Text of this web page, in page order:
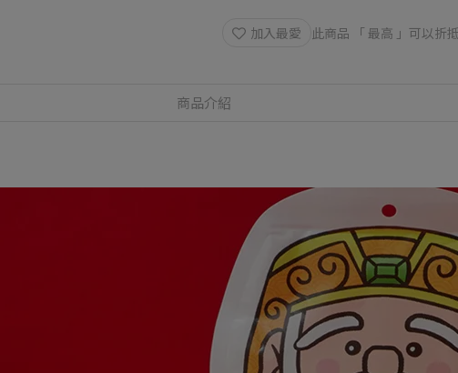
加入最愛 此商品 「 最高 」可以折
商品介紹